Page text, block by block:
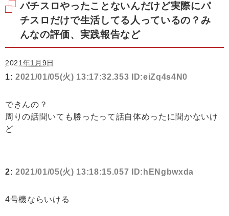
パチスロやったことないんだけど実際にパ
チスロだけで生活してる人っているの？み
んなの評価、実践報告など
2021年1月9日
1: 2021/01/05(火) 13:17:32.353 ID:eiZq4s4N0
できんの？
周りの話聞いても勝ったって話自体めったに聞かないけ
ど
2: 2021/01/05(火) 13:18:15.057 ID:hENgbwxda
4号機ならいける